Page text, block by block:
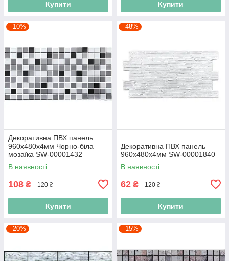
Купити Купити
–10%
Декоративна ПВХ панель
960х480х4мм Чорно-біла
мозаїка SW-00001432
В наявності
108 ₴ 120 ₴
Купити
–48%
Декоративна ПВХ панель
960х480х4мм SW-00001840
В наявності
62 ₴ 120 ₴
Купити
–20% –15%